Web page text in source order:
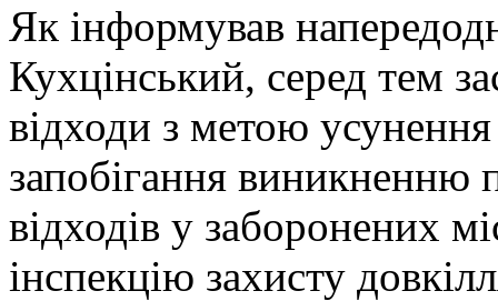
Як інформував
Кухцінський, серед тем
відходи з метою усунення
запобігання
відходів у заборонених
інспекцію захисту